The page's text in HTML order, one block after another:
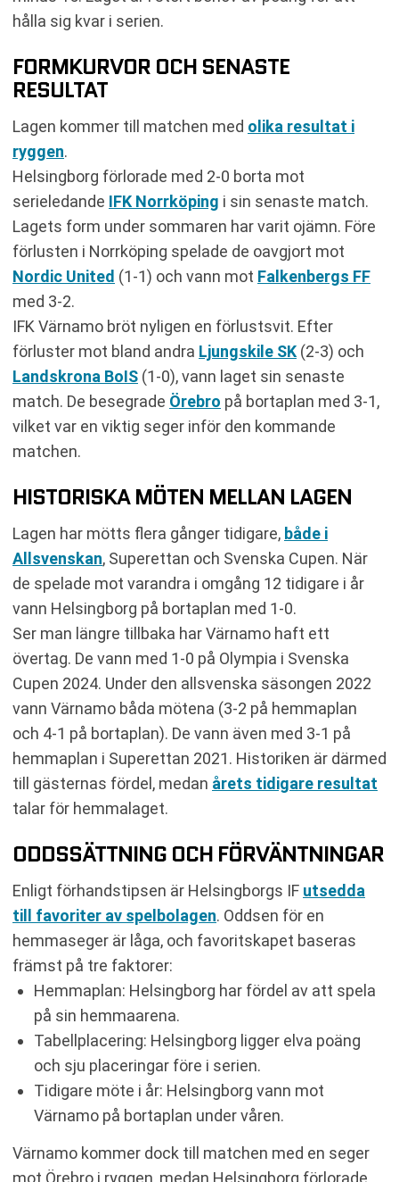
hålla sig kvar i serien.
FORMKURVOR OCH SENASTE
RESULTAT
Lagen kommer till matchen med olika resultat i
ryggen.
Helsingborg förlorade med 2-0 borta mot
serieledande IFK Norrköping i sin senaste match.
Lagets form under sommaren har varit ojämn. Före
förlusten i Norrköping spelade de oavgjort mot
Nordic United (1-1) och vann mot Falkenbergs FF
med 3-2.
IFK Värnamo bröt nyligen en förlustsvit. Efter
förluster mot bland andra Ljungskile SK (2-3) och
Landskrona BoIS (1-0), vann laget sin senaste
match. De besegrade Örebro på bortaplan med 3-1,
vilket var en viktig seger inför den kommande
matchen.
HISTORISKA MÖTEN MELLAN LAGEN
Lagen har mötts flera gånger tidigare, både i
Allsvenskan, Superettan och Svenska Cupen. När
de spelade mot varandra i omgång 12 tidigare i år
vann Helsingborg på bortaplan med 1-0.
Ser man längre tillbaka har Värnamo haft ett
övertag. De vann med 1-0 på Olympia i Svenska
Cupen 2024. Under den allsvenska säsongen 2022
vann Värnamo båda mötena (3-2 på hemmaplan
och 4-1 på bortaplan). De vann även med 3-1 på
hemmaplan i Superettan 2021. Historiken är därmed
till gästernas fördel, medan årets tidigare resultat
talar för hemmalaget.
ODDSSÄTTNING OCH FÖRVÄNTNINGAR
Enligt förhandstipsen är Helsingborgs IF utsedda
till favoriter av spelbolagen. Oddsen för en
hemmaseger är låga, och favoritskapet baseras
främst på tre faktorer:
Hemmaplan: Helsingborg har fördel av att spela
på sin hemmaarena.
Tabellplacering: Helsingborg ligger elva poäng
och sju placeringar före i serien.
Tidigare möte i år: Helsingborg vann mot
Värnamo på bortaplan under våren.
Värnamo kommer dock till matchen med en seger
mot Örebro i ryggen, medan Helsingborg förlorade